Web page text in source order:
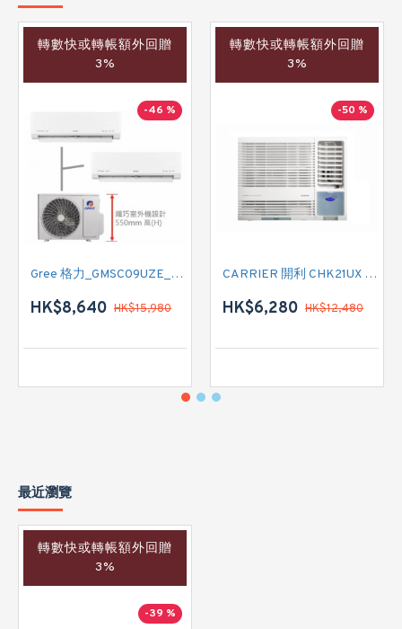
轉數快或轉帳額外回贈
3%
-46 %
Gree 格力_GMSC09UZE_GMSC12UZE_GMSC18UZC_R32 掛牆變頻式1拖2分體冷氣機 (淨冷型)
HK$8,640 HK$15,980
轉數快或轉帳額外回贈
3%
-50 %
CARRIER 開利 CHK21UX 二匹半 變頻淨冷窗口式冷氣機 (附遙控)
HK$6,280 HK$12,480
最近瀏覽
轉數快或轉帳額外回贈
3%
-39 %